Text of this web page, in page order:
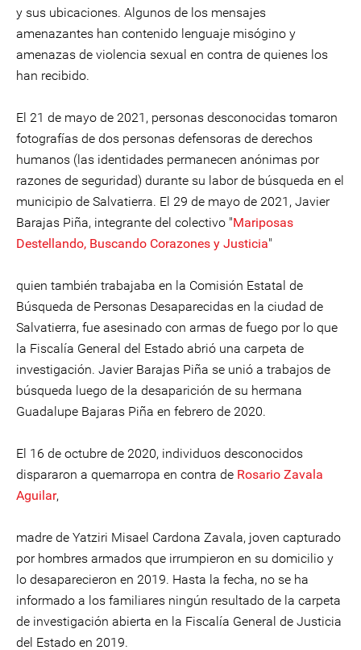
y sus ubicaciones. Algunos de los mensajes
amenazantes han contenido lenguaje misógino y
amenazas de violencia sexual en contra de quienes los
han recibido.
El 21 de mayo de 2021, personas desconocidas tomaron
fotografías de dos personas defensoras de derechos
humanos (las identidades permanecen anónimas por
razones de seguridad) durante su labor de búsqueda en el
municipio de Salvatierra. El 29 de mayo de 2021, Javier
Barajas Piña, integrante del colectivo "Mariposas
Destellando, Buscando Corazones y Justicia"
quien también trabajaba en la Comisión Estatal de
Búsqueda de Personas Desaparecidas en la ciudad de
Salvatierra, fue asesinado con armas de fuego por lo que
la Fiscalía General del Estado abrió una carpeta de
investigación. Javier Barajas Piña se unió a trabajos de
búsqueda luego de la desaparición de su hermana
Guadalupe Bajaras Piña en febrero de 2020.
El 16 de octubre de 2020, individuos desconocidos
dispararon a quemarropa en contra de Rosario Zavala
Aguilar,
madre de Yatziri Misael Cardona Zavala, joven capturado
por hombres armados que irrumpieron en su domicilio y
lo desaparecieron en 2019. Hasta la fecha, no se ha
informado a los familiares ningún resultado de la carpeta
de investigación abierta en la Fiscalía General de Justicia
del Estado en 2019.